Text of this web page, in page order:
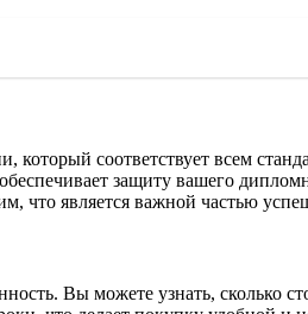
соответствует всем
защиту вашего
что является важной частью
Вы можете узнать, сколько